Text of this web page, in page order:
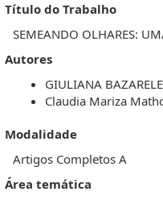
Título do Trabalho
SEMEANDO OLHARES:
Autores
GIULIANA
Claudia Mariza
Modalidade
Artigos Completos A
Área temática